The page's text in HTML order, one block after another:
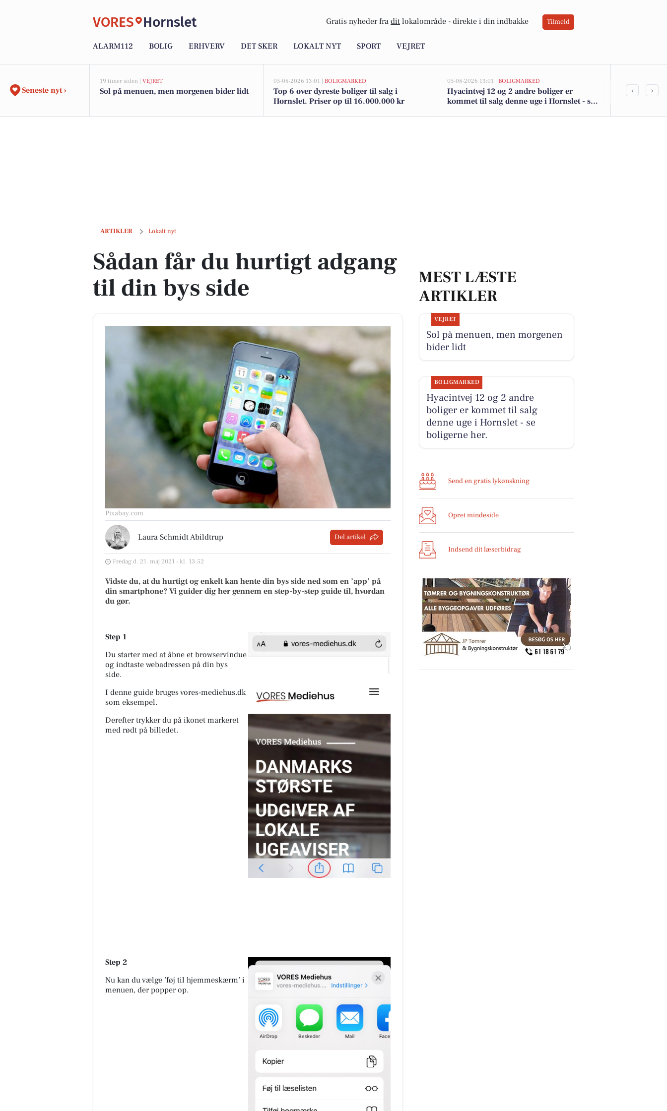
VORES Hornslet Gratis nyheder fra dit lokalområde - direkte i din indbakke Tilmeld
ALARM112 BOLIG ERHVERV DET SKER LOKALT NYT SPORT VEJRET
Seneste nyt ›
19 timer siden | VEJRET
Sol på menuen, men morgenen bider lidt
05-08-2026 13:01 | BOLIGMARKED
Top 6 over dyreste boliger til salg i
Hornslet. Priser op til 16.000.000 kr
05-08-2026 13:01 | BOLIGMARKED
Hyacintvej 12 og 2 andre boliger er
kommet til salg denne uge i Hornslet - se
Udforsk
‹ ›
ARTIKLER Lokalt nyt
Sådan får du hurtigt adgang til din bys side
Sådan får du hurtigt adgang
til din bys side
Pixabay.com
Laura Schmidt Abildtrup Del artikel
Fredag d. 21. maj 2021 - kl. 13:52
Vidste du, at du hurtigt og enkelt kan hente din bys side ned som en ’app’ på
din smartphone? Vi guider dig her gennem en step-by-step guide til, hvordan
du gør.
Step 1
Du starter med at åbne et browservindue
og indtaste webadressen på din bys
side.
I denne guide bruges vores-mediehus.dk
som eksempel.
Derefter trykker du på ikonet markeret
med rødt på billedet.
Step 2
Nu kan du vælge ’føj til hjemmeskærm’ i
menuen, der popper op.
MEST LÆSTE
ARTIKLER
VEJRET
Sol på menuen, men morgenen
bider lidt
BOLIGMARKED
Hyacintvej 12 og 2 andre
boliger er kommet til salg
denne uge i Hornslet - se
boligerne her.
Send en gratis lykønskning
Opret mindeside
Indsend dit læserbidrag